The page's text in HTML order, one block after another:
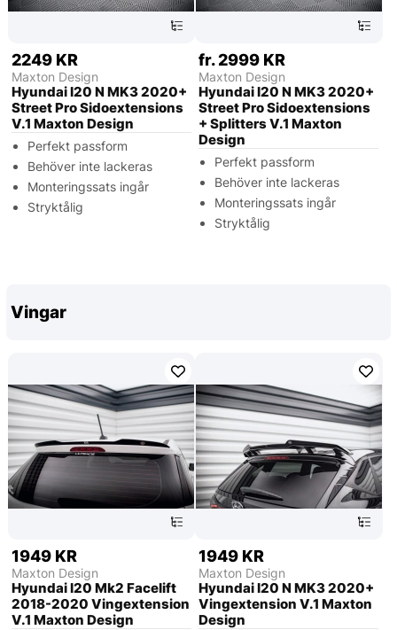
2249 KR
Maxton Design
Hyundai I20 N MK3 2020+
Street Pro Sidoextensions
V.1 Maxton Design
Perfekt passform
Behöver inte lackeras
Monteringssats ingår
Stryktålig
fr. 2999 KR
Maxton Design
Hyundai I20 N MK3 2020+
Street Pro Sidoextensions
+ Splitters V.1 Maxton
Design
Perfekt passform
Behöver inte lackeras
Monteringssats ingår
Stryktålig
Vingar
1949 KR
Maxton Design
Hyundai I20 Mk2 Facelift
2018-2020 Vingextension
V.1 Maxton Design
1949 KR
Maxton Design
Hyundai I20 N MK3 2020+
Vingextension V.1 Maxton
Design